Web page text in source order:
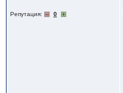
Репутация: 0